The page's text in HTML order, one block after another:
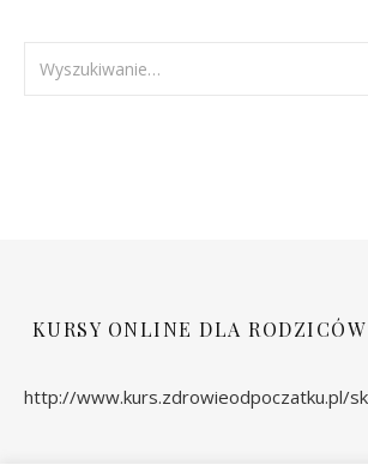
KURSY ONLINE DLA
http://www.kurs.zdrowieodpoczatku.pl/